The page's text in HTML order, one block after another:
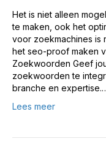
Het is niet alleen
te maken, ook het
voor zoekmachines is
het seo-proof maken
Zoekwoorden Geef
zoekwoorden te
branche en
Lees meer